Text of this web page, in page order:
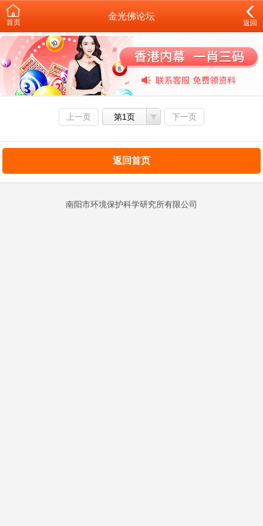
首页
金光佛论坛
返回
上一页 第1页 下一页
返回首页
南阳市环境保护科学研究所有限公司